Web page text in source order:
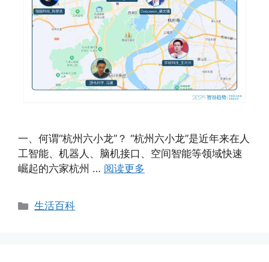
一、何谓“杭州六小龙”？ “杭州六小龙”是近年来在人
工智能、机器人、脑机接口、空间智能等领域快速
崛起的六家杭州 … 阅读更多
分
生活百科